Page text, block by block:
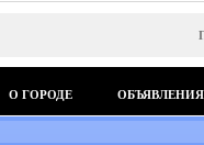
О ГОРОДЕ ОБЪЯВЛЕНИЯ